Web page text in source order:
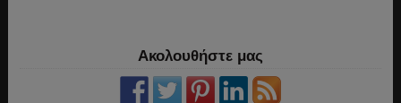
Ακολουθήστε μας